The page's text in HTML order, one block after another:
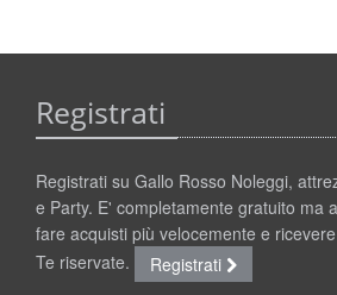
Registrati
Registrati su Gallo Rosso Noleggi,
e Party. E' completamente gratuito ma
fare acquisti più velocemente e
Te riservate.
Registrati